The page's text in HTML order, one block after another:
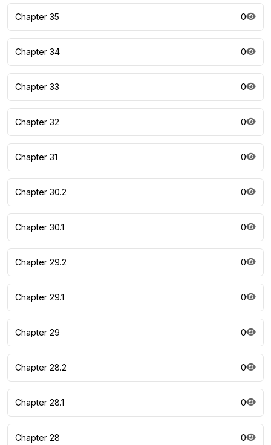
Chapter 35 0
Chapter 34 0
Chapter 33 0
Chapter 32 0
Chapter 31 0
Chapter 30.2 0
Chapter 30.1 0
Chapter 29.2 0
Chapter 29.1 0
Chapter 29 0
Chapter 28.2 0
Chapter 28.1 0
Chapter 28 0